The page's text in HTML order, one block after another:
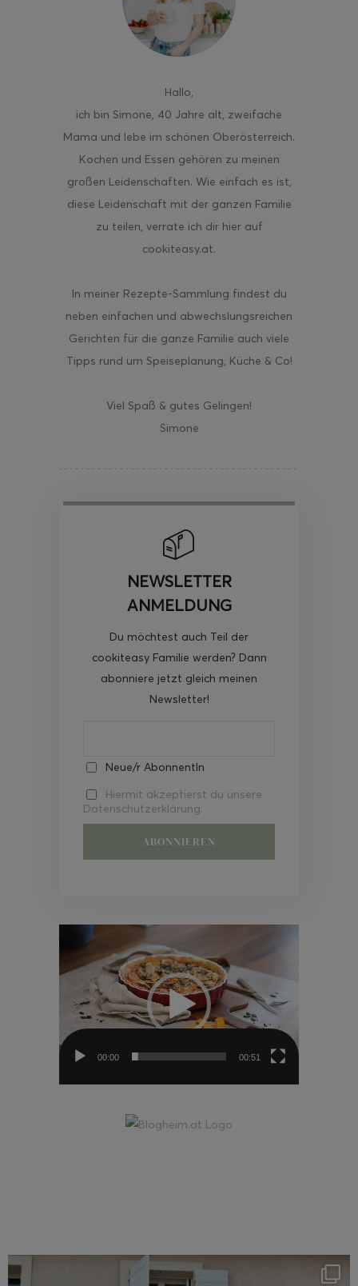
Hallo,
ich bin Simone, 40 Jahre alt, zweifache
Mama und lebe im schönen Oberösterreich.
Kochen und Essen gehören zu meinen
großen Leidenschaften. Wie einfach es ist,
diese Leidenschaft mit der ganzen Familie
zu teilen, verrate ich dir hier auf
cookiteasy.at.
In meiner Rezepte-Sammlung findest du
neben einfachen und abwechslungsreichen
Gerichten für die ganze Familie auch viele
Tipps rund um Speiseplanung, Küche & Co!
Viel Spaß & gutes Gelingen!
Simone
NEWSLETTER
ANMELDUNG
Du möchtest auch Teil der
cookiteasy Familie werden? Dann
abonniere jetzt gleich meinen
Newsletter!
Neue/r AbonnentIn
Hiermit akzeptierst du unsere
Datenschutzerklärung.
Video-
00:00 00:51